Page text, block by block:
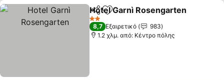
Κοινοποίηση
Προσθήκη στα αγαπημένα
Hotel Garnì Rosengarten
2 Αστέρια
8,7 Εξαιρετικό
983
1.2 χλμ. από: Κέντρο πόλης